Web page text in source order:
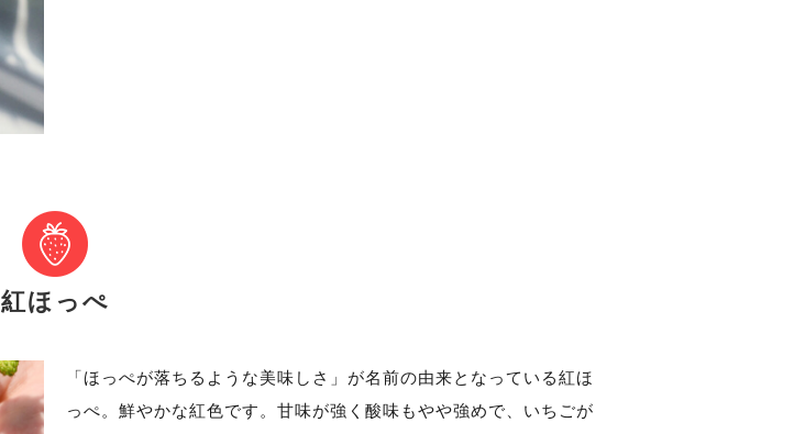
紅ほっぺ
「ほっぺが落ちるような美味しさ」が名前の由来となっている紅ほ
っぺ。鮮やかな紅色です。甘味が強く酸味もやや強めで、いちごが